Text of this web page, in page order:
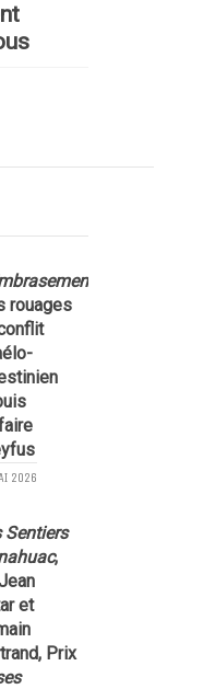
rouages
2026
Sentiers
,
et
Prix